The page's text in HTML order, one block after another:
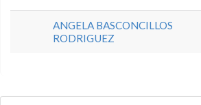
ANGELA BASCONCILLOS
RODRIGUEZ